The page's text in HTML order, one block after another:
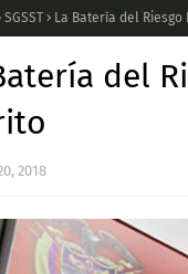
SGSST La Batería del
del
2018